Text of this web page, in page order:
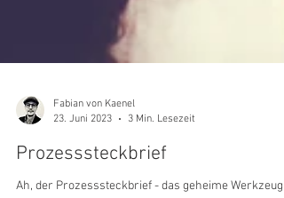
Fabian von Kaenel